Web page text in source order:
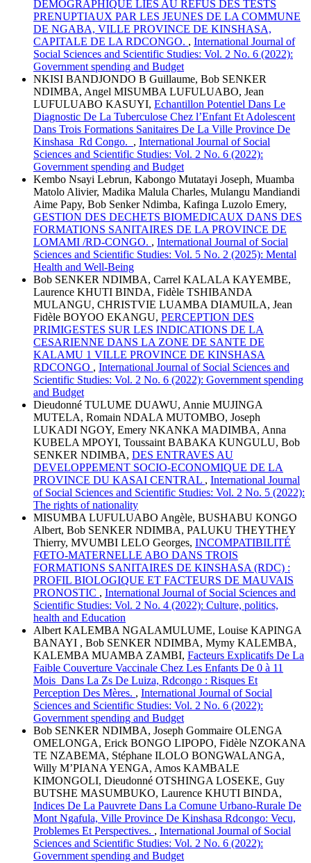
DEMOGRAPHIQUE LIES AU REFUS DES TESTS
PRENUPTIAUX PAR LES JEUNES DE LA COMMUNE
DE NGABA, VILLE PROVINCE DE KINSHASA,
CAPITALE DE LA RDCONGO. , International Journal of
Social Sciences and Scientific Studies: Vol. 2 No. 6 (2022):
Government spending and Budget
NKISI BANDJONDO B Guillaume, Bob SENKER
NDIMBA, Angel MISUMBA LUFULUABO, Jean
LUFULUABO KASUYI, Echantillon Potentiel Dans Le
Diagnostic De La Tuberculose Chez l’Enfant Et Adolescent
Dans Trois Formations Sanitaires De La Ville Province De
Kinshasa Rd Congo. , International Journal of Social
Sciences and Scientific Studies: Vol. 2 No. 6 (2022):
Government spending and Budget
Kembo Nsayi Lebrun, Kabongo Mutatayi Joseph, Muamba
Matolo Alivier, Madika Malula Charles, Mulangu Mandiandi
Aime Papy, Bob Senker Ndimba, Kafinga Luzolo Emery,
GESTION DES DECHETS BIOMEDICAUX DANS DES
FORMATIONS SANITAIRES DE LA PROVINCE DE
LOMAMI /RD-CONGO. , International Journal of Social
Sciences and Scientific Studies: Vol. 5 No. 2 (2025): Mental
Health and Well-Being
Bob SENKER NDIMBA, Carrel KALALA KAYEMBE,
Laurence KHUTI BINDA, Fidèle TSHIBANDA
MULANGU, CHRISTVIE LUAMBA DIAMUILA, Jean
Fidèle BOYOO EKANGU, PERCEPTION DES
PRIMIGESTES SUR LES INDICATIONS DE LA
CESARIENNE DANS LA ZONE DE SANTE DE
KALAMU 1 VILLE PROVINCE DE KINSHASA
RDCONGO , International Journal of Social Sciences and
Scientific Studies: Vol. 2 No. 6 (2022): Government spending
and Budget
Dieudonné TULUME DUAWU, Annie MUJINGA
MUTELA, Romain NDALA MUTOMBO, Joseph
LUKADI NGOY, Emery NKANKA MADIMBA, Anna
KUBELA MPOYI, Toussaint BABAKA KUNGULU, Bob
SENKER NDIMBA, DES ENTRAVES AU
DEVELOPPEMENT SOCIO-ECONOMIQUE DE LA
PROVINCE DU KASAI CENTRAL , International Journal
of Social Sciences and Scientific Studies: Vol. 2 No. 5 (2022):
The rights of nationality
MISUMBA LUFULUABO Angèle, BUSHABU KONGO
Albert, Bob SENKER NDIMBA, PALUKU THEYTHEY
Thierry, MVUMBI LELO Georges, INCOMPATIBILITÉ
FŒTO-MATERNELLE ABO DANS TROIS
FORMATIONS SANITAIRES DE KINSHASA (RDC) :
PROFIL BIOLOGIQUE ET FACTEURS DE MAUVAIS
PRONOSTIC , International Journal of Social Sciences and
Scientific Studies: Vol. 2 No. 4 (2022): Culture, politics,
health and Education
Albert KALEMBA NGALAMULUME, Louise KAPINGA
BANAYI , Bob SENKER NDIMBA, Mymy KALEMBA,
KALEMBA MUAMBA ZAMBI, Facteurs Explicatifs De La
Faible Couverture Vaccinale Chez Les Enfants De 0 à 11
Mois Dans La Zs De Luiza, Rdcongo : Risques Et
Perception Des Mères. , International Journal of Social
Sciences and Scientific Studies: Vol. 2 No. 6 (2022):
Government spending and Budget
Bob SENKER NDIMBA, Joseph Gommaire OLENGA
OMELONGA, Erick BONGO LIPOPO, Fidèle NZOKANA
TE NZABEMA, Stéphane ILOLO BONGWALANGA,
Willy M’PIANA YENGA, Amos KAMBALE
KIMONGOLI, Dieudonné OTSHINGA LOSEKE, Guy
BUTSHE MASUMBUKO, Laurence KHUTI BINDA,
Indices De La Pauvrete Dans La Comune Urbano-Rurale De
Mont Ngafula, Ville Province De Kinshasa Rdcongo: Vecu,
Problemes Et Perspectives. , International Journal of Social
Sciences and Scientific Studies: Vol. 2 No. 6 (2022):
Government spending and Budget